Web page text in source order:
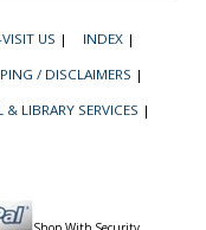
US | INDEX |
/ DISCLAIMERS |
LIBRARY SERVICES |